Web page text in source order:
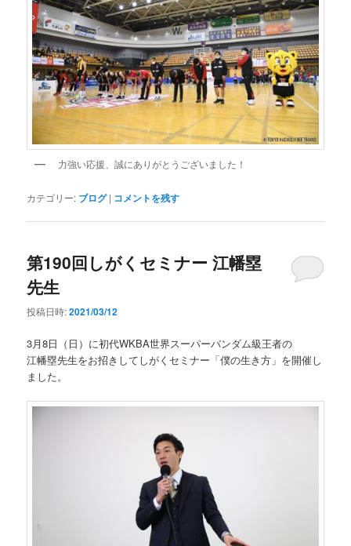
力強い応援、誠にありがとうございました！
カテゴリー: ブログ | コメントを残す
第190回しがくセミナー 江幡塁
先生
投稿日時:2021/03/12
3月8日（日）に初代WKBA世界スーパーバンダム級王者の
江幡塁先生をお招きしてしがくセミナー「僕の生き方」を開催し
ました。